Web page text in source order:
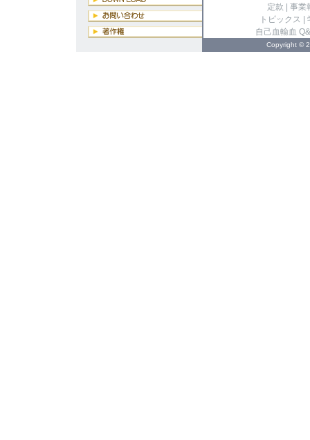
定款
事業
トピックス
自己血輸血
Copyright ©